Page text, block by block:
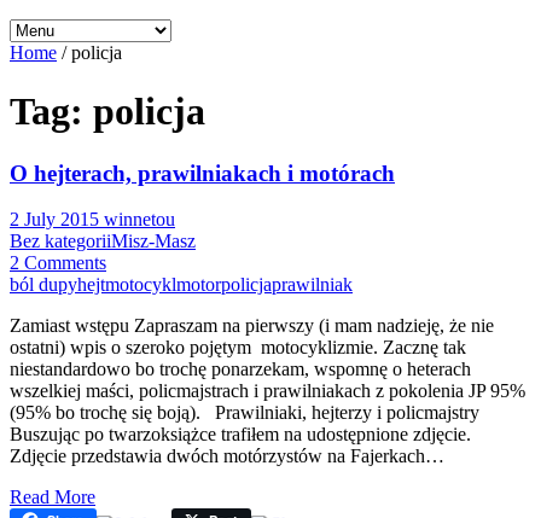
Home /policja
Tag: policja
O hejterach, prawilniakach i motórach
2 July 2015 winnetou
Bez kategoriiMisz-Masz
2 Comments
ból dupyhejtmotocyklmotorpolicjaprawilniak
Zamiast wstępu Zapraszam na pierwszy (i mam nadzieję, że nie
ostatni) wpis o szeroko pojętym motocyklizmie. Zacznę tak
niestandardowo bo trochę ponarzekam, wspomnę o heterach
wszelkiej maści, policmajstrach i prawilniakach z pokolenia JP 95%
(95% bo trochę się boją). Prawilniaki, hejterzy i policmajstry
Buszując po twarzoksiążce trafiłem na udostępnione zdjęcie.
Zdjęcie przedstawia dwóch motórzystów na Fajerkach…
Read More